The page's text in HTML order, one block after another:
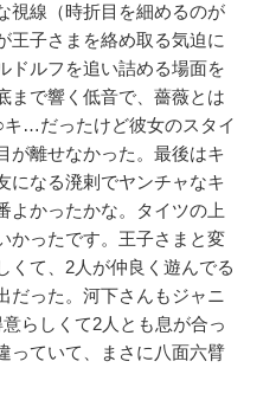
視線（時折目を細めるのが
王子さまを絡め取る気迫に
ドルフを追い詰める場面を
まで響く低音で、薔薇とは
キ…だったけど彼女のスタイ
が離せなかった。最後はキ
になる溌剌でヤンチャなキ
よかったかな。タイツの上
かったです。王子さまと変
て、 2人が仲良く遊んでる
だった。河下さんもジャニ
らしくて2人とも息が合っ
っていて、まさに八面六臂